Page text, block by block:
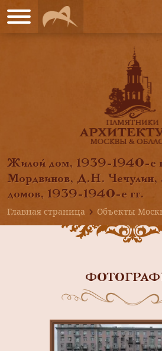
Жилой дом, 1939-1940-е
Мордвинов, Д.Н. Чечулин,
домов, 1939-1940-е гг.
Главная страница
Объекты